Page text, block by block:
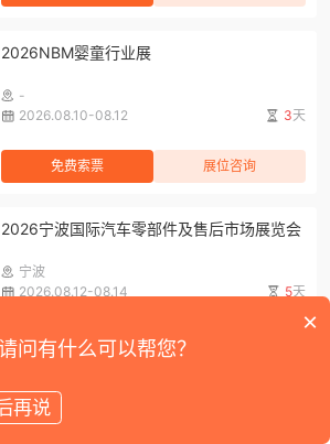
2026NBM婴童行业展
-
2026.08.10-08.12
3天
免费索票 展位咨询
2026宁波国际汽车零部件及售后市场展览会
宁波
2026.08.12-08.14
5天
免费索票
2026第五届亚洲金属建筑博览会
×
问有什么可以帮您？
再说